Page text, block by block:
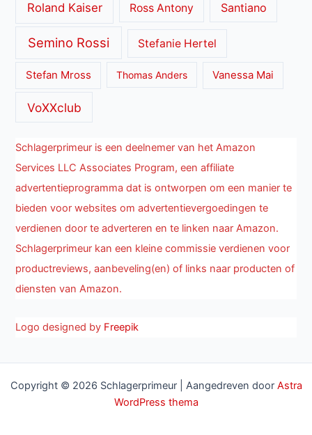
Roland Kaiser Ross Antony Santiano
Semino Rossi Stefanie Hertel
Stefan Mross Thomas Anders Vanessa Mai
VoXXclub
Schlagerprimeur is een deelnemer van het Amazon
Services LLC Associates Program, een affiliate
advertentieprogramma dat is ontworpen om een manier te
bieden voor websites om advertentievergoedingen te
verdienen door te adverteren en te linken naar Amazon.
Schlagerprimeur kan een kleine commissie verdienen voor
productreviews, aanbeveling(en) of links naar producten of
diensten van Amazon.
Logo designed by Freepik
Copyright © 2026 Schlagerprimeur | Aangedreven door Astra
WordPress thema